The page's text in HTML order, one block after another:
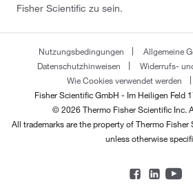
Fisher Scientific zu sein.
Nutzungsbedingungen
Allgemeine
Datenschutzhinweisen
Widerrufs-
Wie Cookies verwendet werden
Fisher Scientific GmbH - Im Heiligen Feld
© 2026 Thermo Fisher Scientific Inc.
All trademarks are the property of Thermo
unless otherwise